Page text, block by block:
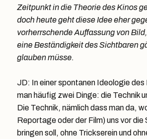
Zeitpunkt in die Theorie des Kinos
doch heute geht diese Idee eher
vorherrschende Auffassung von
eine Beständigkeit des Sichtbaren
glauben müsse.
JD: In einer spontanen Ideologie
man häufig zwei Dinge: die Technik
Die Technik, nämlich dass man da,
Reportage oder der Film) uns vor die
bringen soll, ohne Trickserein und